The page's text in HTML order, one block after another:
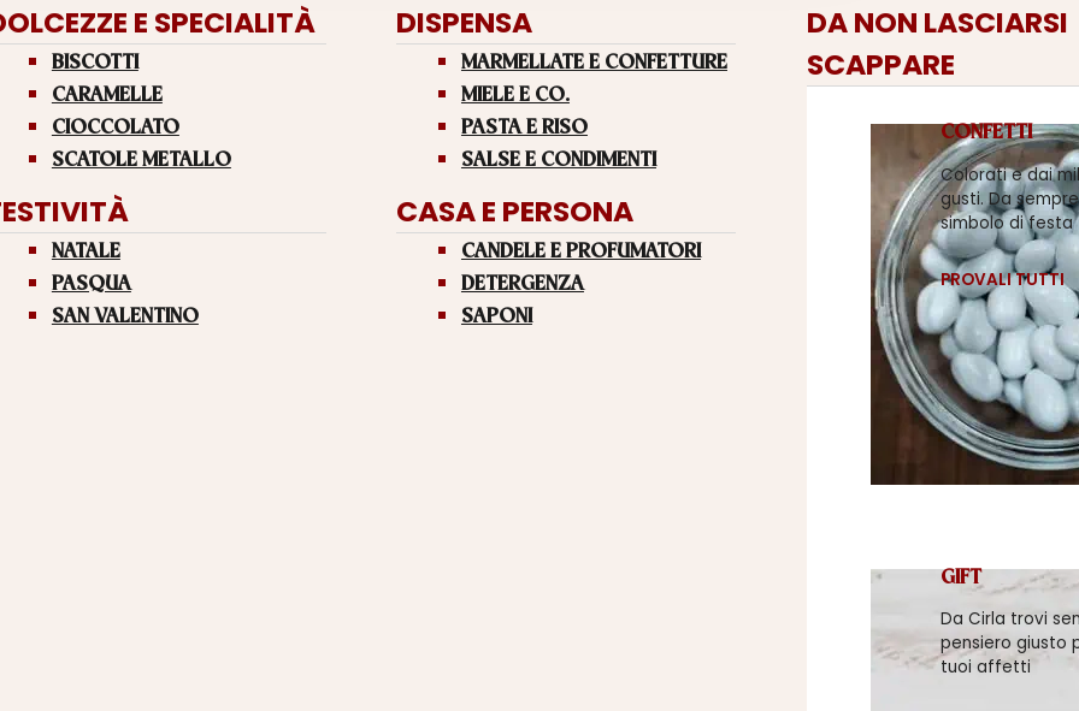
E SPECIALITÀ
BISCOTTI
CARAMELLE
CIOCCOLATO
SCATOLE METALLO
NATALE
PASQUA
SAN VALENTINO
DISPENSA
MARMELLATE E CONFETTURE
MIELE E CO.
PASTA E RISO
SALSE E CONDIMENTI
CASA E PERSONA
CANDELE E PROFUMATORI
DETERGENZA
SAPONI
DA NON LASCIARSI
SCAPPARE
CONFETTI
Colorati e dai
gusti. Da sempre
simbolo di festa
PROVALI TUTTI
GIFT
Da Cirla trovi
pensiero giusto
tuoi affetti